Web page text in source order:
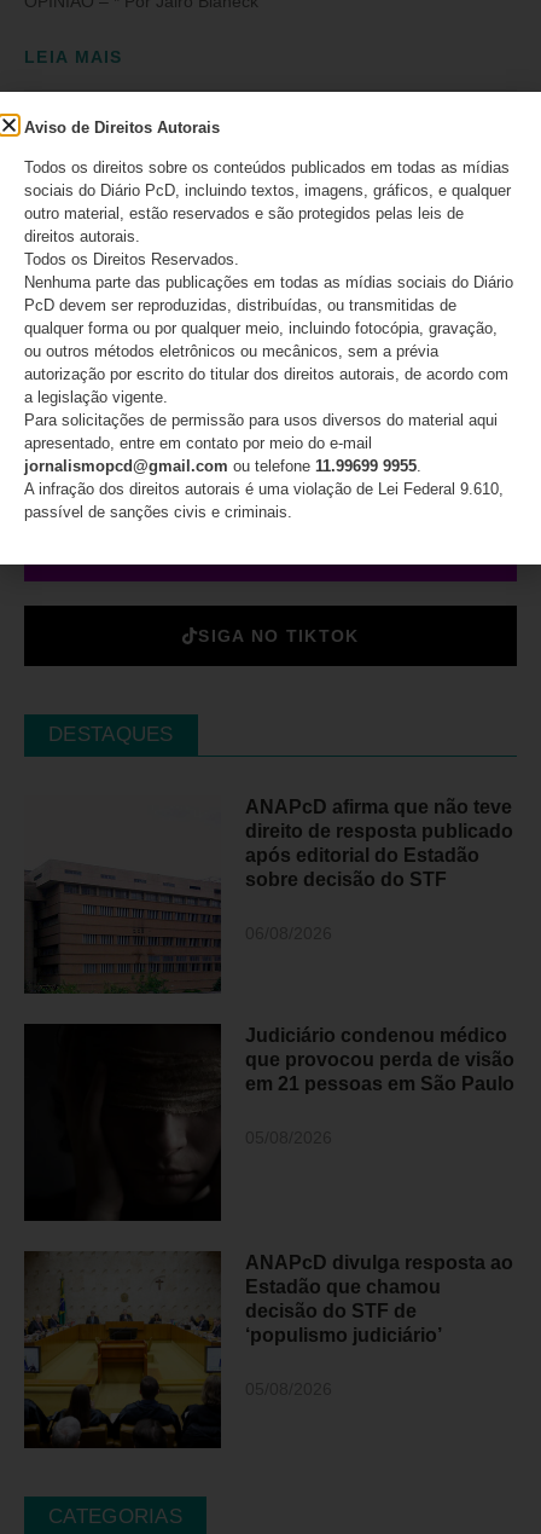
LEIA MAIS
SIGA
INSCREVA-SE EM NOSSO CANAL
CURTA NO FACEBOOK
SIGA NO TIKTOK
DESTAQUES
ANAPcD afirma que não teve
direito de resposta publicado
após editorial do Estadão
sobre decisão do STF
Judiciário condenou médico
que provocou perda de visão
em 21 pessoas em São Paulo
ANAPcD divulga resposta ao
Estadão que chamou
decisão do STF de
‘populismo judiciário’
CATEGORIAS
Aviso de Direitos Autorais
Todos os direitos sobre os conteúdos publicados em todas as mídias
sociais do Diário PcD, incluindo textos, imagens, gráficos, e qualquer
outro material, estão reservados e são protegidos pelas leis de
direitos autorais.
Todos os Direitos Reservados.
Nenhuma parte das publicações em todas as mídias sociais do Diário
PcD devem ser reproduzidas, distribuídas, ou transmitidas de
qualquer forma ou por qualquer meio, incluindo fotocópia, gravação,
ou outros métodos eletrônicos ou mecânicos, sem a prévia
autorização por escrito do titular dos direitos autorais, de acordo com
a legislação vigente.
Para solicitações de permissão para usos diversos do material aqui
apresentado, entre em contato por meio do e-mail
jornalismopcd@gmail.com ou telefone 11.99699 9955.
A infração dos direitos autorais é uma violação de Lei Federal 9.610,
passível de sanções civis e criminais.